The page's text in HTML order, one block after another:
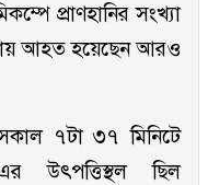
প্রাণহানির সংখ্যা
আহত হয়েছেন আরও
৭টা ৩৭ মিনিটে
উৎপত্তিস্থল ছিল